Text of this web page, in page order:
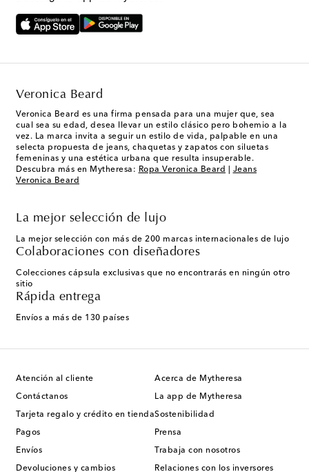
Veronica Beard
Veronica Beard es una firma pensada para una mujer que, sea
cual sea su edad, desea llevar un estilo clásico pero bohemio a la
vez. La marca invita a seguir un estilo de vida, palpable en una
selecta propuesta de jeans, chaquetas y zapatos con siluetas
femeninas y una estética urbana que resulta insuperable.
Descubra más en Mytheresa: Ropa Veronica Beard
Jeans
Veronica Beard
La mejor selección de lujo
La mejor selección con más de 200 marcas internacionales de lujo
Colaboraciones con diseñadores
Colecciones cápsula exclusivas que no encontrarás en ningún otro
sitio
Rápida entrega
Envíos a más de 130 países
Atención al cliente
Contáctanos
Tarjeta regalo y crédito en tienda
Pagos
Envíos
Devoluciones y cambios
Acerca de Mytheresa
La app de Mytheresa
Sostenibilidad
Prensa
Trabaja con nosotros
Relaciones con los inversores